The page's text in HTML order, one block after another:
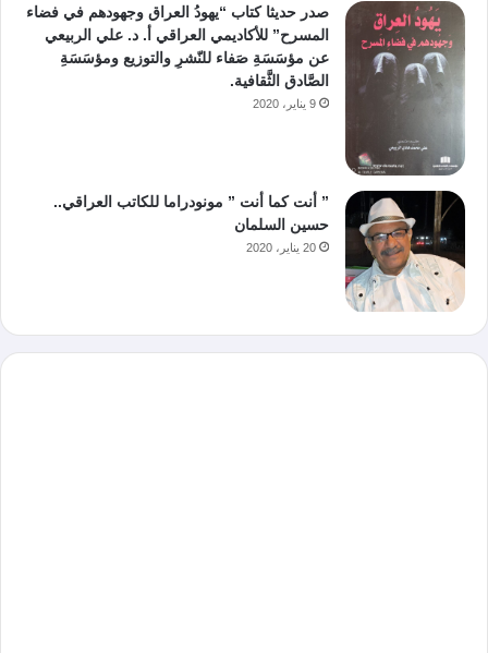
صدر حديثا كتاب “يهودُ العراق وجهودهم في فضاء
المسرح” للأكاديمي العراقي أ. د. علي الربيعي
عن مؤسَسَةِ صَفاء للنّشرِ والتوزيع ومؤسَسَةِ
الصَّادق الثَّقافية.
9 يناير، 2020
” أنت كما أنت ” مونودراما للكاتب العراقي..
حسين السلمان
20 يناير، 2020